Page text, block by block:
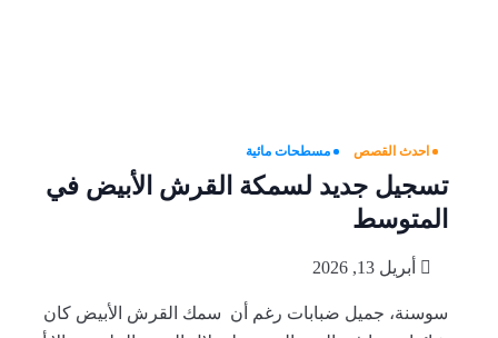
احدث القصص مسطحات مائية
تسجيل جديد لسمكة القرش الأبيض في
المتوسط
أبريل 13, 2026
سوسنة، جميل ضبابات رغم أن سمك القرش الأبيض كان